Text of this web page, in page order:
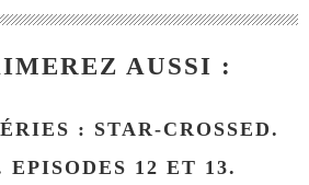
AUSSI :
: STAR-CROSSED.
EPISODES 12 ET 13.